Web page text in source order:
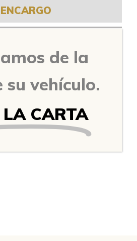
de la
su vehículo.
CARTA